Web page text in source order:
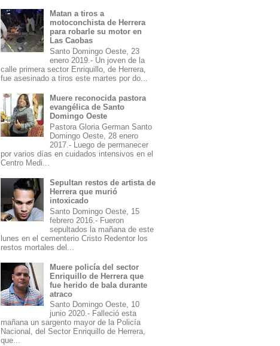
Matan a tiros a
motoconchista de Herrera
para robarle su motor en
Las Caobas
Santo Domingo Oeste, 23
enero 2019.- Un joven de la
calle primera sector Enriquillo, de Herrera,
fue asesinado a tiros este martes por do...
Muere reconocida pastora
evangélica de Santo
Domingo Oeste
Pastora Gloria German Santo
Domingo Oeste, 28 enero
2017.- Luego de permanecer
por varios días en cuidados intensivos en el
Centro Medi...
Sepultan restos de artista de
Herrera que murió
intoxicado
Santo Domingo Oeste, 15
febrero 2016.- Fueron
sepultados la mañana de este
lunes en el cementerio Cristo Redentor los
restos mortales del...
Muere policía del sector
Enriquillo de Herrera que
fue herido de bala durante
atraco
Santo Domingo Oeste, 10
junio 2020.- Falleció esta
mañana un sargento mayor de la Policía
Nacional, del Sector Enriquillo de Herrera,
que...